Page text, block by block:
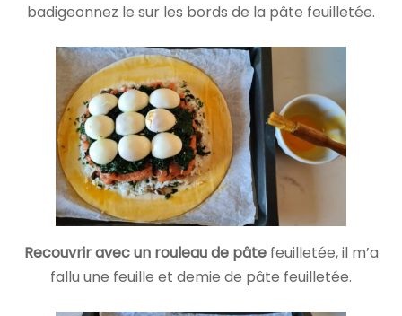
badigeonnez le sur les bords de la pâte feuilletée.
Recouvrir avec un rouleau de pâtefeuilletée, il m’a
fallu une feuille et demie de pâte feuilletée.